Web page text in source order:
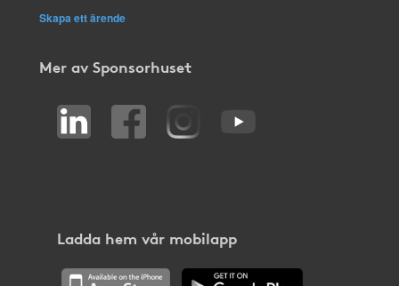
Skapa ett ärende
Mer av Sponsorhuset
Ladda hem vår mobilapp